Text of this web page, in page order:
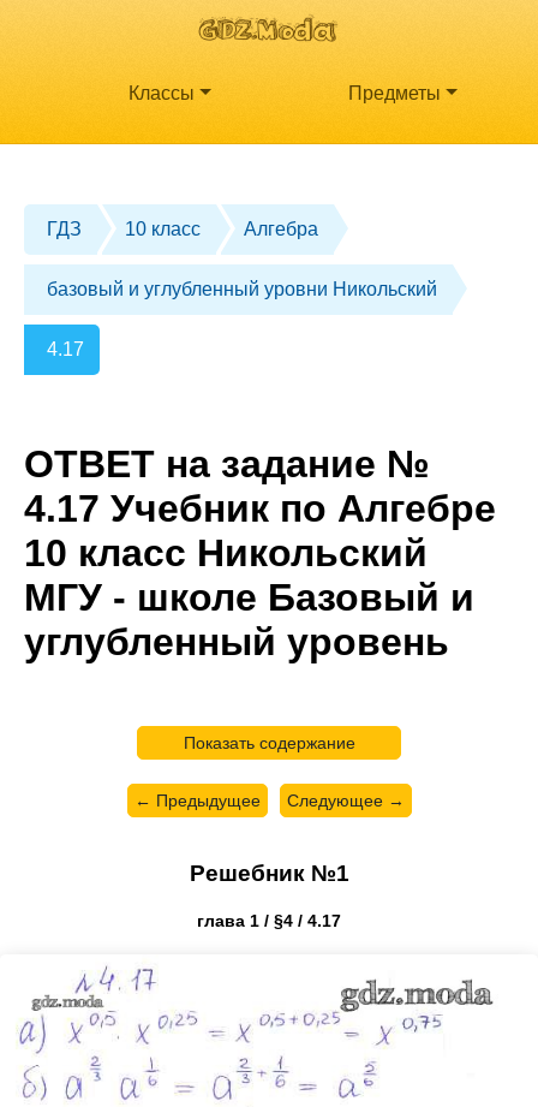
Классы Предметы
ГДЗ 10 класс Алгебра
базовый и углубленный уровни Никольский
4.17
ОТВЕТ на задание №
4.17 Учебник по Алгебре
10 класс Никольский
МГУ - школе Базовый и
углубленный уровень
Показать содержание
← Предыдущее Следующее →
Решебник №1
глава 1 / §4 / 4.17